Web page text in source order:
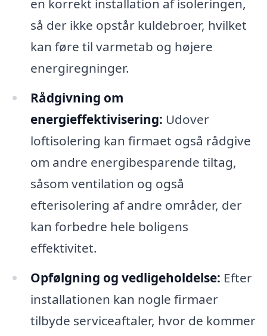
en korrekt installation af isoleringen,
så der ikke opstår kuldebroer, hvilket
kan føre til varmetab og højere
energiregninger.
Rådgivning om
energieffektivisering: Udover
loftisolering kan firmaet også rådgive
om andre energibesparende tiltag,
såsom ventilation og også
efterisolering af andre områder, der
kan forbedre hele boligens
effektivitet.
Opfølgning og vedligeholdelse: Efter
installationen kan nogle firmaer
tilbyde serviceaftaler, hvor de kommer